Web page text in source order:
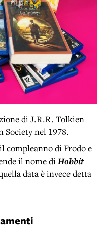
di J.R.R. Tolkien
nel 1978.
compleanno di Frodo e
il nome diHobbit
data è invece detta